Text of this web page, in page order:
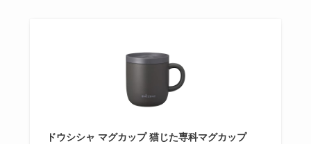
ドウシシャ マグカップ 猫じた専科マグカップ